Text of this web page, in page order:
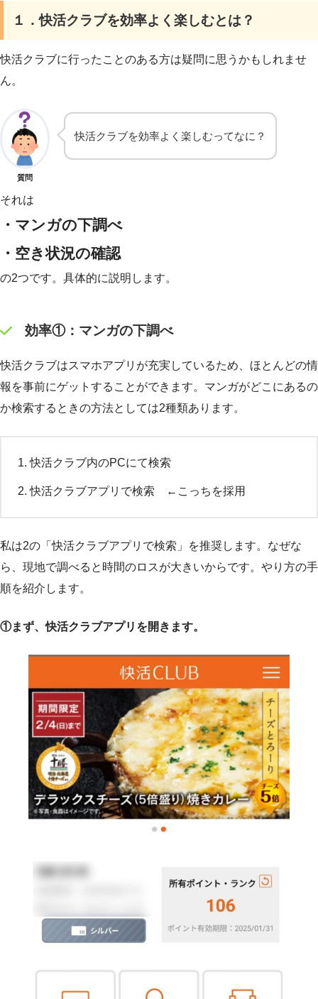
１．快活クラブを効率よく楽しむとは？
快活クラブに行ったことのある方は疑問に思うかもしれませ
ん。
質問
快活クラブを効率よく楽しむってなに？
それは
・マンガの下調べ
・空き状況の確認
の2つです。具体的に説明します。
効率①：マンガの下調べ
快活クラブはスマホアプリが充実しているため、ほとんどの情
報を事前にゲットすることができます。マンガがどこにあるの
か検索するときの方法としては2種類あります。
快活クラブ内のPCにて検索
快活クラブアプリで検索 ←こっちを採用
私は2の「快活クラブアプリで検索」を推奨します。なぜな
ら、現地で調べると時間のロスが大きいからです。やり方の手
順を紹介します。
①まず、快活クラブアプリを開きます。